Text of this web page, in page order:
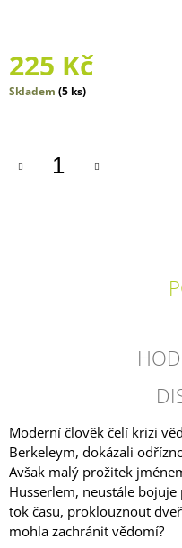
225 Kč
Měrná
Skladem (5 ks)
Moderní člověk čelí krizi
Berkeleym, dokázali
Avšak malý prožitek
Husserlem, neustále
tok času, proklouznout
mohla zachránit vědomí?
E
MEDIÁLNÍ